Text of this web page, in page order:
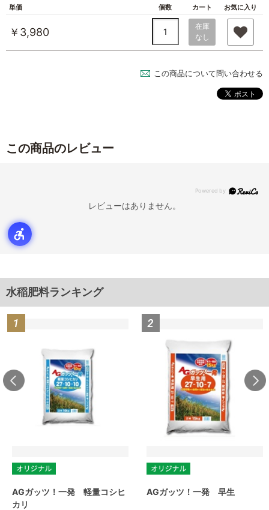
単価 個数 カート お気に入り
￥3,980
在庫
なし
この商品について問い合わせる
この商品のレビュー
レビューはありません。
水稲肥料ランキング
AGガッツ！一発 軽量コシヒ
カリ
AGガッツ！一発 早生